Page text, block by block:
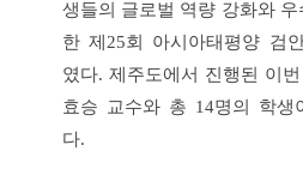
생들의 글로벌 역량 강화와
한 제 25회 아시아태평양 검
였다. 제주도에서 진행된 이
효승 교수와 총 14명의 학생
다.